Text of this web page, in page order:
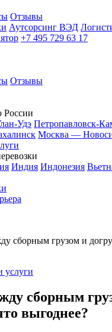
Отзывы
Аутсорсинг ВЭД
+7 495 729 63 17
Отзывы
России
Удэ Петропавловск-
Москва —
Индия Индонезия
сборным грузом и
услуги
сборным
выгоднее?